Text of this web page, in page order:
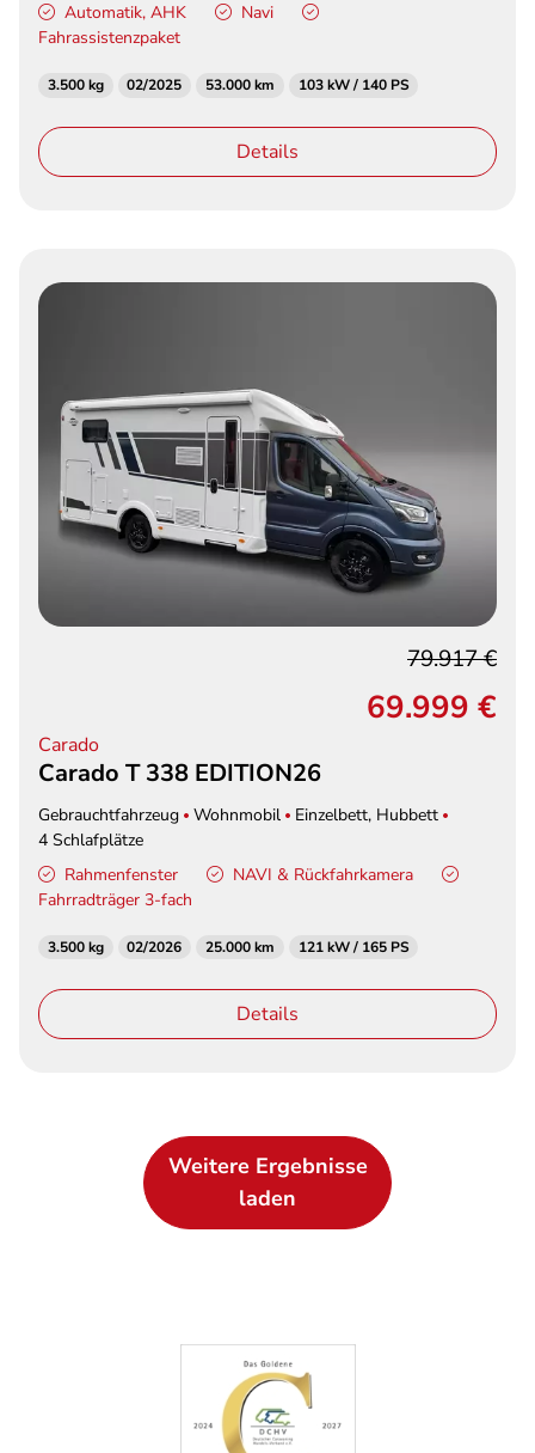
Automatik, AHK
Navi
Fahrassistenzpaket
3.500 kg 02/2025 53.000 km 103 kW / 140 PS
Details
Carado
Carado T 338 EDITION26
Gebrauchtfahrzeug Wohnmobil
Einzelbett, Hubbett
4 Schlafplätze
69.999 €
79.917 €
Rahmenfenster
NAVI & Rückfahrkamera
Fahrradträger 3-fach
3.500 kg 02/2026 25.000 km 121 kW / 165 PS
Details
Weitere Ergebnisse
laden